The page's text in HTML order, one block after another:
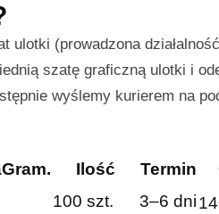
ulotki (prowadzona
szatę graficzną ulotki i
wyślemy kurierem na
Gram. Ilość Termin
100 szt. 3–6 dni